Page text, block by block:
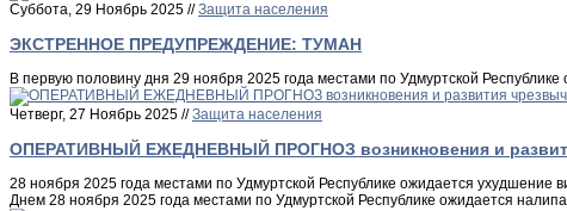
Суббота, 29 Ноябрь 2025 //Защита населения
ЭКСТРЕННОЕ ПРЕДУПРЕЖДЕНИЕ: ТУМАН
В первую половину дня 29 ноября 2025 года местами по Удмуртской
Четверг, 27 Ноябрь 2025 //Защита населения
ОПЕРАТИВНЫЙ ЕЖЕДНЕВНЫЙ ПРОГНОЗ возникновения и
28 ноября 2025 года местами по Удмуртской Республике ожидается
Днем 28 ноября 2025 года местами по Удмуртской Республике ожидается